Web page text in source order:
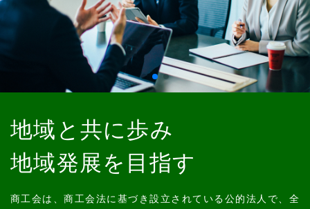
地域と共に歩み
地域発展を目指す
商工会は、商工会法に基づき設立されている公的法人で、全